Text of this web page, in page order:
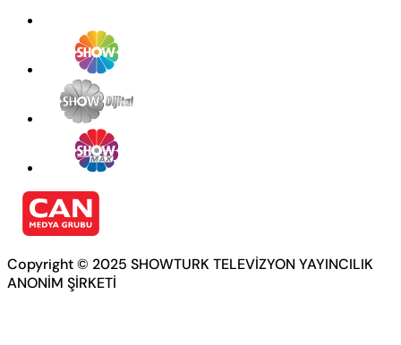
Copyright © 2025 SHOWTURK TELEVİZYON YAYINCILIK
ANONİM ŞİRKETİ